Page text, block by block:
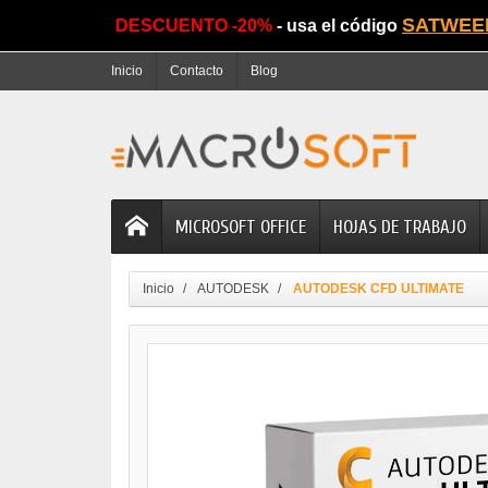
DESCUENTO -20% - usa el código
Inicio Contacto Blog
MICROSOFT OFFICE HOJAS DE TRABAJO
Inicio AUTODESK AUTODESK CFD ULTIMATE